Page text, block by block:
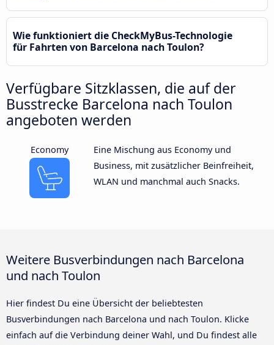
Wie funktioniert die CheckMyBus-Technologie
für Fahrten von Barcelona nach Toulon?
Verfügbare Sitzklassen, die auf der
Busstrecke Barcelona nach Toulon
angeboten werden
Economy
Eine Mischung aus Economy und
Business, mit zusätzlicher Beinfreiheit,
WLAN und manchmal auch Snacks.
Weitere Busverbindungen nach Barcelona
und nach Toulon
Hier findest Du eine Übersicht der beliebtesten
Busverbindungen nach Barcelona und nach Toulon. Klicke
einfach auf die Verbindung deiner Wahl, und Du findest alle